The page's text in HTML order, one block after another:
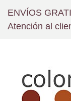
ENVÍOS
Atención al